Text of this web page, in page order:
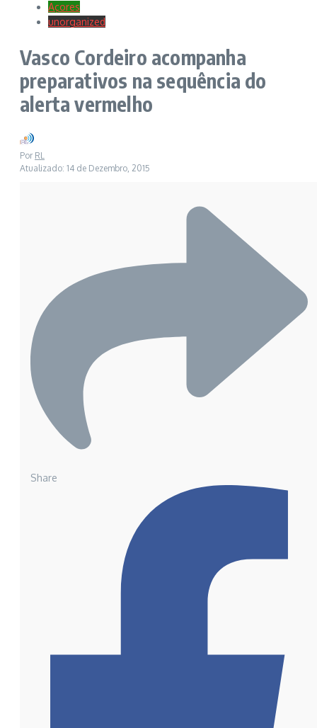
Açores
unorganized
Vasco Cordeiro acompanha
preparativos na sequência do
alerta vermelho
Por RL
Atualizado: 14 de Dezembro, 2015
Share